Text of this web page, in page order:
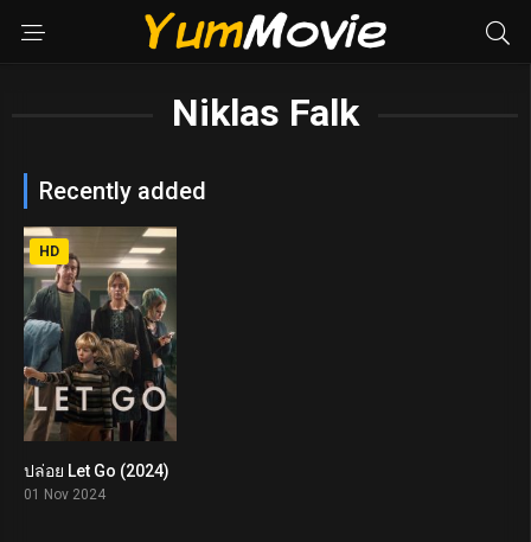
Niklas Falk
Recently added
5.1
HD
ปล่อย Let Go (2024)
01 Nov 2024